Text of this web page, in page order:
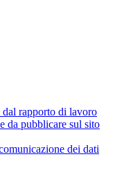
rapporto di lavoro
da pubblicare sul sito
dei dati